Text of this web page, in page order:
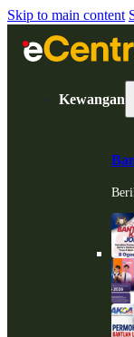
Skip to main content
Kewangan